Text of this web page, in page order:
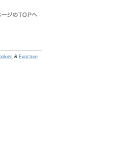
& Functure